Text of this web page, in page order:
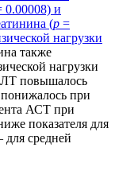
0.00008) и
(р =
нагрузки
также
нагрузки
повышалось
при
АСТ при
показателя для
средней